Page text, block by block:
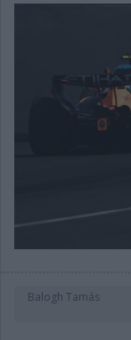
Balogh Tamás